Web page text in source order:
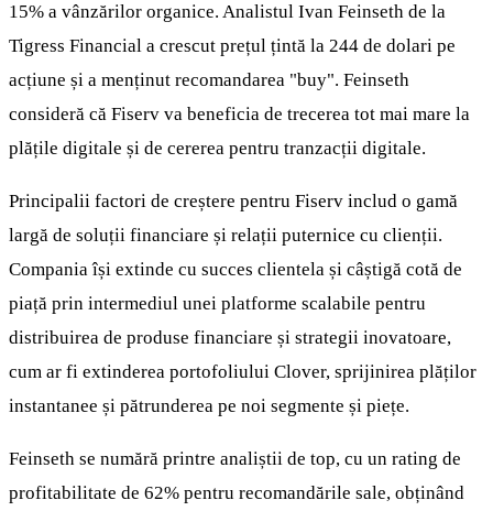
15% a vânzărilor organice. Analistul Ivan Feinseth de la
Tigress Financial a crescut prețul țintă la 244 de dolari pe
acțiune și a menținut recomandarea "buy". Feinseth
consideră că Fiserv va beneficia de trecerea tot mai mare la
plățile digitale și de cererea pentru tranzacții digitale.
Principalii factori de creștere pentru Fiserv includ o gamă
largă de soluții financiare și relații puternice cu clienții.
Compania își extinde cu succes clientela și câștigă cotă de
piață prin intermediul unei platforme scalabile pentru
distribuirea de produse financiare și strategii inovatoare,
cum ar fi extinderea portofoliului Clover, sprijinirea plăților
instantanee și pătrunderea pe noi segmente și piețe.
Feinseth se numără printre analiștii de top, cu un rating de
profitabilitate de 62% pentru recomandările sale, obținând